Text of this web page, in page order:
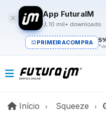
App FuturaIM
10 mil+ downloads
PRIMEIRACOMPRA
Início InícioSqueeze